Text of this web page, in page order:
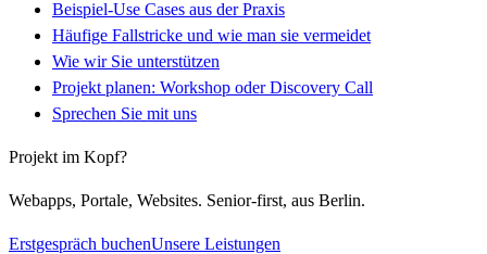
Beispiel-Use Cases aus der Praxis
Häufige Fallstricke und wie man sie vermeidet
Wie wir Sie unterstützen
Projekt planen: Workshop oder Discovery Call
Sprechen Sie mit uns
Projekt im Kopf?
Webapps, Portale, Websites. Senior-first, aus Berlin.
Erstgespräch buchenUnsere Leistungen